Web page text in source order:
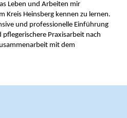
Leben und Arbeiten mir
Kreis Heinsberg kennen zu lernen.
und professionelle Einführung
pflegerischere Praxisarbeit nach
mit dem